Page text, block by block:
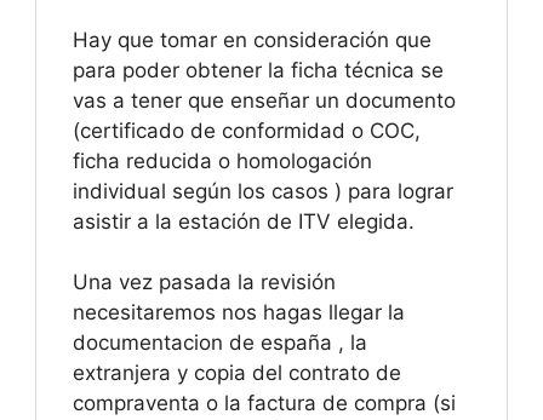
Hay que tomar en consideración que
para poder obtener la ficha técnica se
vas a tener que enseñar un documento
(certificado de conformidad o COC,
ficha reducida o homologación
individual según los casos ) para lograr
asistir a la estación de ITV elegida.
Una vez pasada la revisión
necesitaremos nos hagas llegar la
documentacion de españa , la
extranjera y copia del contrato de
compraventa o la factura de compra (si